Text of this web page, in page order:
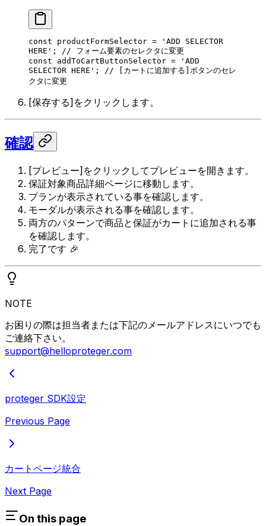
const productFormSelector = 'ADD SELECTOR
HERE' ; // フォーム要素のセレクタに変更
const addToCartButtonSelector = 'ADD
SELECTOR HERE' ; // [カートに追加する]ボタンのセレ
クタに変更
[保存する]をクリックします。
確認
[プレビュー]をクリックしてプレビューを開きます。
保証対象商品詳細ページに移動します。
プランが表示されている事を確認します。
モーダルが表示される事を確認します。
両方のパターンで商品と保証がカートに追加される事
を確認します。
完了です 🎉
NOTE
お困りの際は担当者または下記のメールアドレスにいつでも
ご連絡下さい。
support@helloproteger.com
proteger SDK設定
Previous Page
カートページ統合
Next Page
On this page